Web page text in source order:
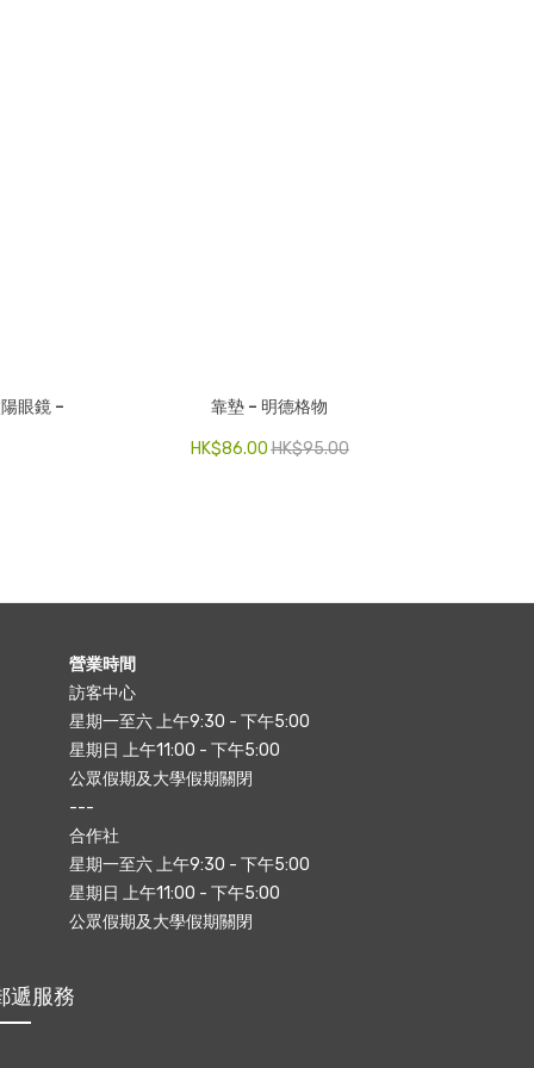
眼鏡 – 靠墊 – 明德格物
HK$95.00
HK$86.00
營業時間
訪客中心
星期一至六 上午9:30 - 下午5:00
星期日 上午11:00 - 下午5:00
公眾假期及大學假期關閉
---
合作社
星期一至六 上午9:30 - 下午5:00
星期日 上午11:00 - 下午5:00
公眾假期及大學假期關閉
遞服務